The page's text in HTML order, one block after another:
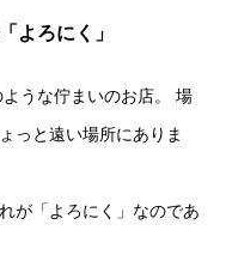
よろにく」
うな佇まいのお店。 場
っと遠い場所にありま
が「よろにく」なのであ